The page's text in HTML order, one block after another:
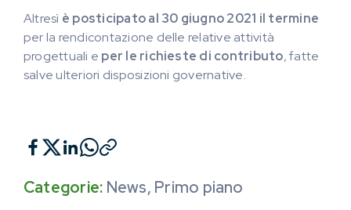
Altresì è posticipato al 30 giugno 2021 il termine
per la rendicontazione delle relative attività
progettuali e per le richieste di contributo, fatte
salve ulteriori disposizioni governative.
Categorie: News, Primo piano